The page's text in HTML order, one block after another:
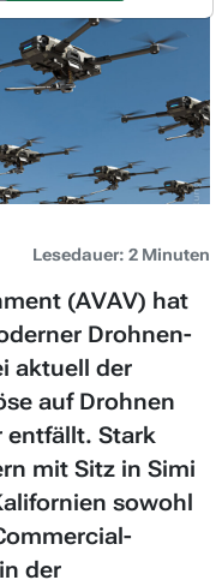
Lesedauer: 2 Minuten
(AVAV) hat
Drohnen-
aktuell der
auf Drohnen
entfällt. Stark
mit Sitz in Simi
sowohl
der